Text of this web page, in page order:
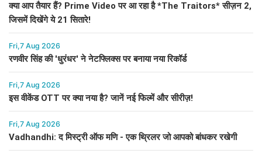
क्या आप तैयार हैं? Prime Video पर आ रहा है *The Traitors* सीज़न 2,
जिसमें दिखेंगे ये 21 सितारे!
Fri,7 Aug 2026
रणवीर सिंह की 'धुरंधर' ने नेटफ्लिक्स पर बनाया नया रिकॉर्ड
Fri,7 Aug 2026
इस वीकेंड OTT पर क्या नया है? जानें नई फिल्में और सीरीज़!
Fri,7 Aug 2026
Vadhandhi: द मिस्ट्री ऑफ मणि - एक थ्रिलर जो आपको बांधकर रखेगी